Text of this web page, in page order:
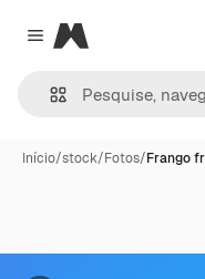
Close menu
Magnific
Início/stock/Fotos/Frango